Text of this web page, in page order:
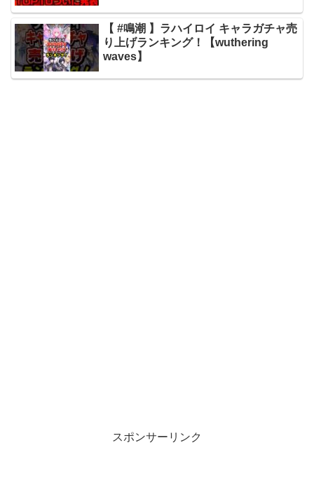
【 #鳴潮 】ラハイロイ キャラガチャ売
り上げランキング！【wuthering
waves】
スポンサーリンク